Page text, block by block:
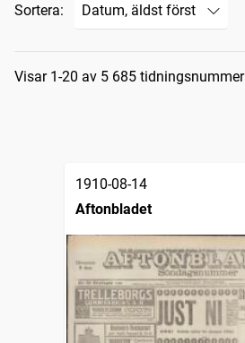
Sortera:
Sökresultat
Visar 1-20 av 5 685 tidningsnummer
1910-08-14
Aftonbladet